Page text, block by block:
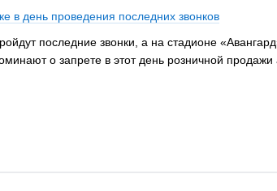
в день проведения последних звонков
последние звонки, а на стадионе
о запрете в этот день розничной